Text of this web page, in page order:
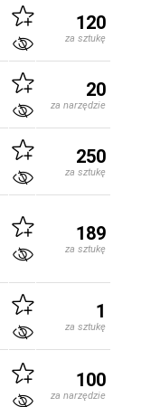
120
za sztukę
20
za narzędzie
250
za sztukę
189
za sztukę
1
za sztukę
100
za narzędzie